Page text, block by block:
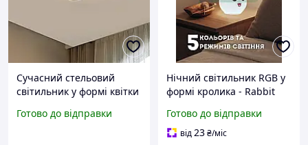
Сучасний стельовий
світильник у формі квітки
температурою світла
Готово до відправки
Нічний світильник RGB у
формі кролика - Rabbit
Готово до відправки
від23₴/міс